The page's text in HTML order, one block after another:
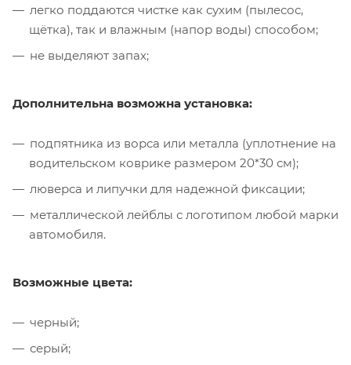
легко поддаются чистке как сухим (пылесос,
щётка), так и влажным (напор воды) способом;
не выделяют запах;
Дополнительна возможна установка:
подпятника из ворса или металла (уплотнение на
водительском коврике размером 20*30 см);
люверса и липучки для надежной фиксации;
металлической лейблы с логотипом любой марки
автомобиля.
Возможные цвета:
черный;
серый;